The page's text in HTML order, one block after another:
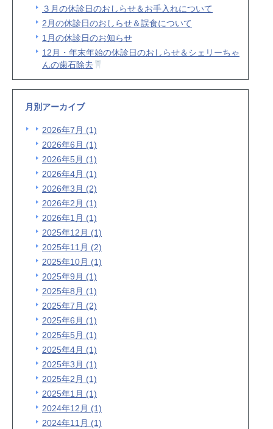
３月の休診日のおしらせ＆お手入れについて
2月の休診日のおしらせ＆誤食について
1月の休診日のお知らせ
12月・年末年始の休診日のおしらせ＆シェリーちゃ
んの歯石除去
月別アーカイブ
2026年7月 (1)
2026年6月 (1)
2026年5月 (1)
2026年4月 (1)
2026年3月 (2)
2026年2月 (1)
2026年1月 (1)
2025年12月 (1)
2025年11月 (2)
2025年10月 (1)
2025年9月 (1)
2025年8月 (1)
2025年7月 (2)
2025年6月 (1)
2025年5月 (1)
2025年4月 (1)
2025年3月 (1)
2025年2月 (1)
2025年1月 (1)
2024年12月 (1)
2024年11月 (1)